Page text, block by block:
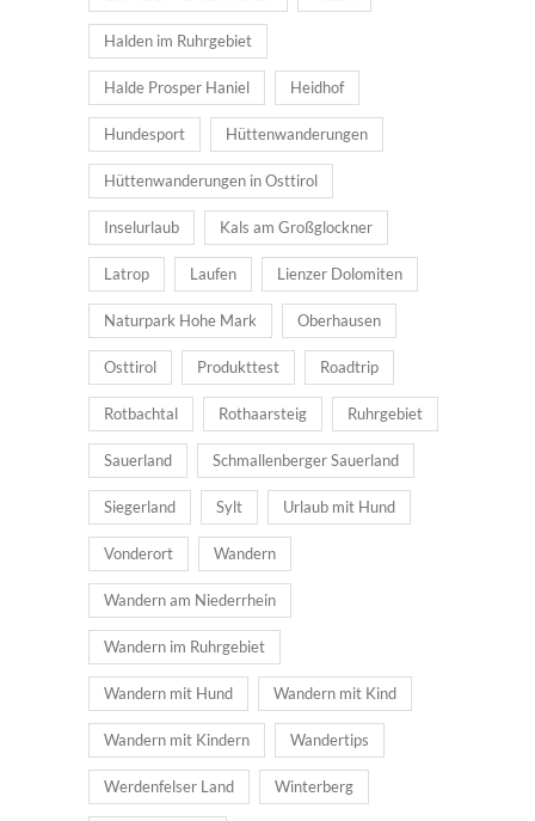
Halden im Ruhrgebiet
Halde Prosper Haniel Heidhof
Hundesport Hüttenwanderungen
Hüttenwanderungen in Osttirol
Inselurlaub Kals am Großglockner
Latrop Laufen Lienzer Dolomiten
Naturpark Hohe Mark Oberhausen
Osttirol Produkttest Roadtrip
Rotbachtal Rothaarsteig Ruhrgebiet
Sauerland Schmallenberger Sauerland
Siegerland Sylt Urlaub mit Hund
Vonderort Wandern
Wandern am Niederrhein
Wandern im Ruhrgebiet
Wandern mit Hund Wandern mit Kind
Wandern mit Kindern Wandertips
Werdenfelser Land Winterberg